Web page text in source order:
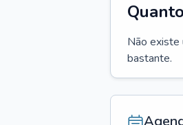
Não existe
bastante.